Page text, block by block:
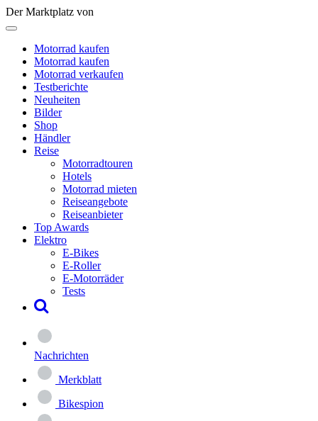
Der Marktplatz von
Motorrad kaufen
Motorrad kaufen
Motorrad verkaufen
Testberichte
Neuheiten
Bilder
Shop
Händler
Reise
Motorradtouren
Hotels
Motorrad mieten
Reiseangebote
Reiseanbieter
Top Awards
Elektro
E-Bikes
E-Roller
E-Motorräder
Tests
Nachrichten
Merkblatt
Bikespion